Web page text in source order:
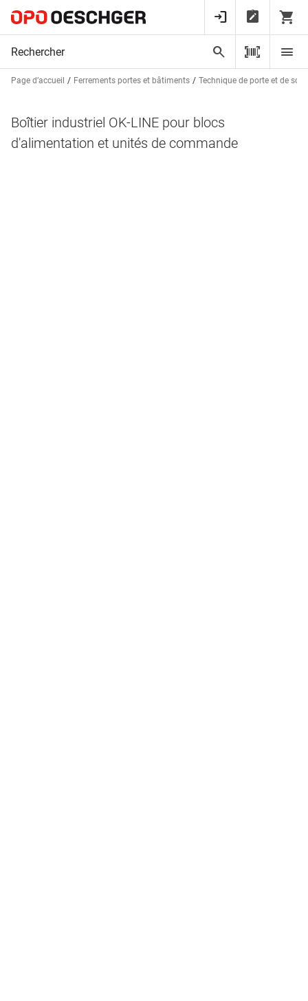
Page d’accueil Ferrements portes et bâtiments Technique de porte et de
Boîtier industriel OK-LINE pour blocs
d'alimentation et unités de commande